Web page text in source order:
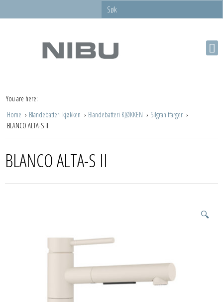
You are here:
Home
Blandebatteri kjøkken Blandebatteri KJØKKEN
Silgranitfarger
BLANCO ALTA-S II
BLANCO ALTA-S II
🔍